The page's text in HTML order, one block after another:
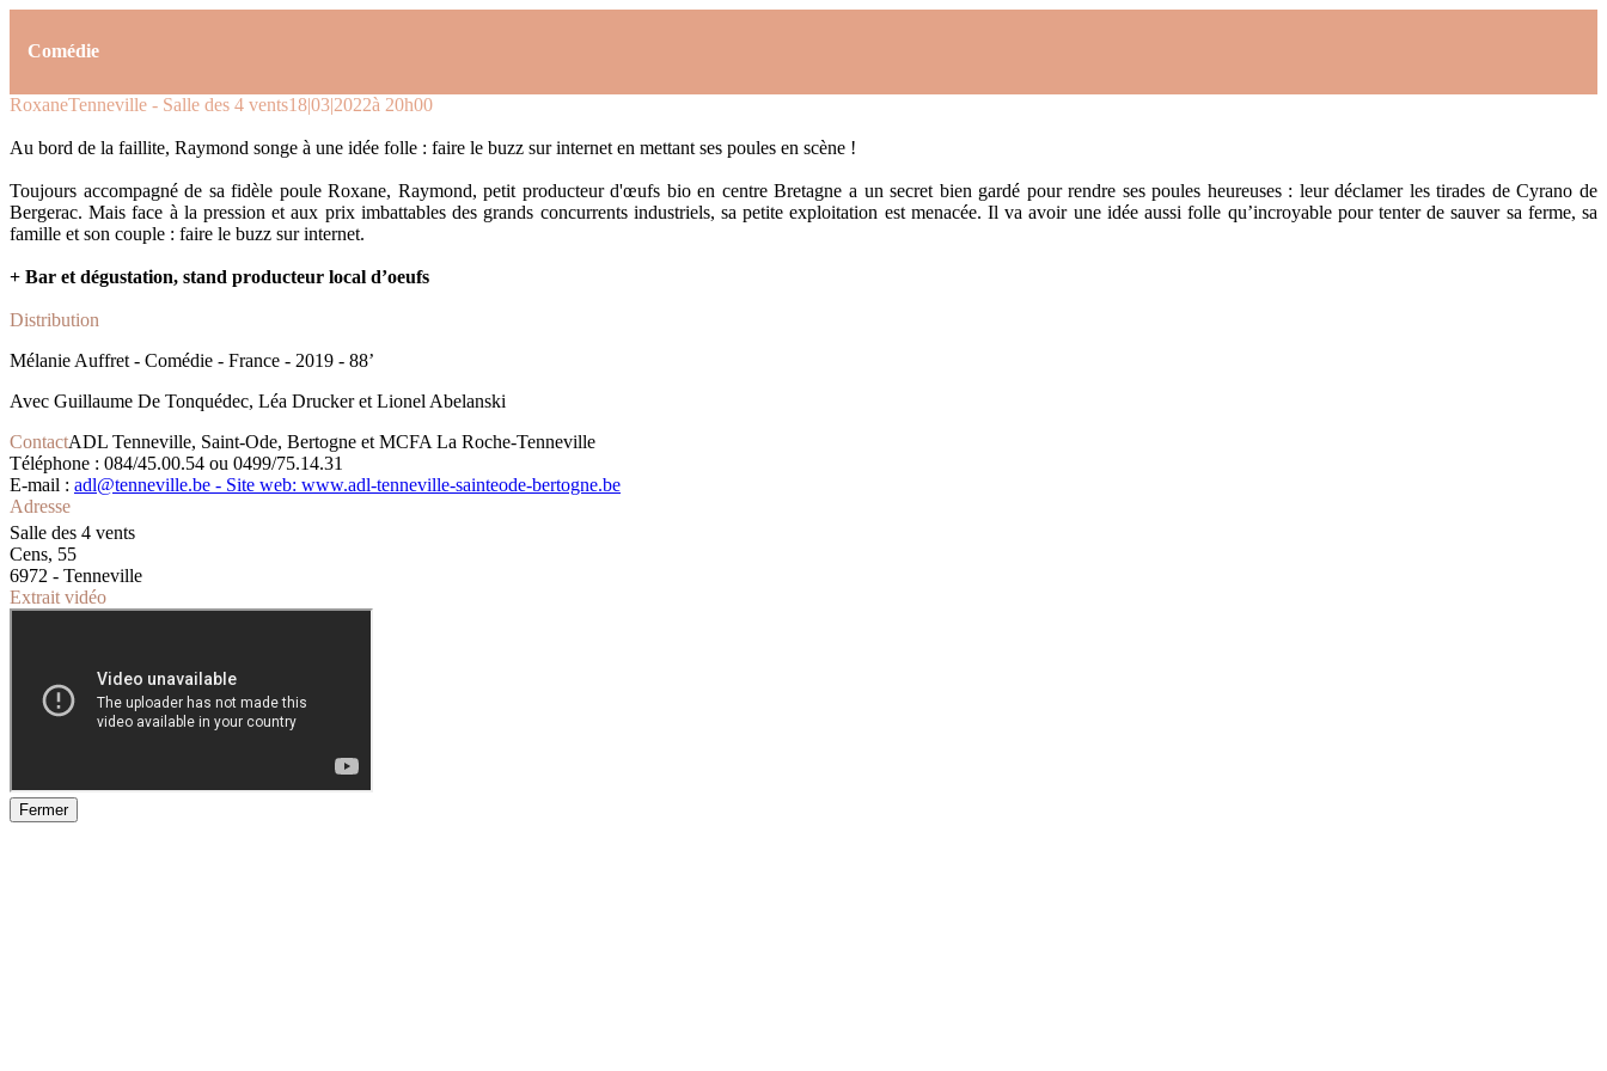
Comédie
RoxaneTenneville - Salle des 4 vents18|03|2022à 20h00
Au bord de la faillite, Raymond songe à une idée folle : faire le buzz sur internet en mettant ses poules en scène !
Toujours accompagné de sa fidèle poule Roxane, Raymond, petit producteur d'œufs bio en centre Bretagne a un secret bien gardé pour rendre ses poules heureuses : leur déclamer les tirades de Cyrano de
Bergerac. Mais face à la pression et aux prix imbattables des grands concurrents industriels, sa petite exploitation est menacée. Il va avoir une idée aussi folle qu’incroyable pour tenter de sauver sa ferme, sa
famille et son couple : faire le buzz sur internet.
+ Bar et dégustation, stand producteur local d’oeufs
Distribution
Mélanie Auffret - Comédie - France - 2019 - 88’
Avec Guillaume De Tonquédec, Léa Drucker et Lionel Abelanski
ContactADL Tenneville, Saint-Ode, Bertogne et MCFA La Roche-Tenneville
Téléphone : 084/45.00.54 ou 0499/75.14.31
E-mail : adl@tenneville.be - Site web: www.adl-tenneville-sainteode-bertogne.be
Adresse
Salle des 4 vents
Cens, 55
6972 - Tenneville
Extrait vidéo
Fermer